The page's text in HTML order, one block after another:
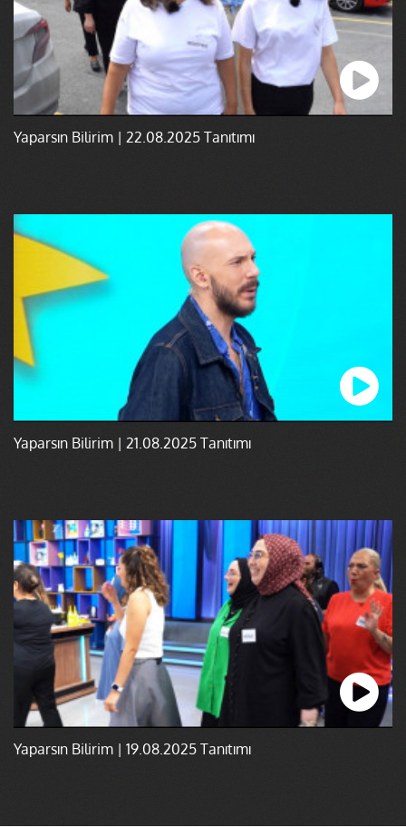
Yaparsın Bilirim | 22.08.2025 Tanıtımı
Yaparsın Bilirim | 21.08.2025 Tanıtımı
Yaparsın Bilirim | 19.08.2025 Tanıtımı